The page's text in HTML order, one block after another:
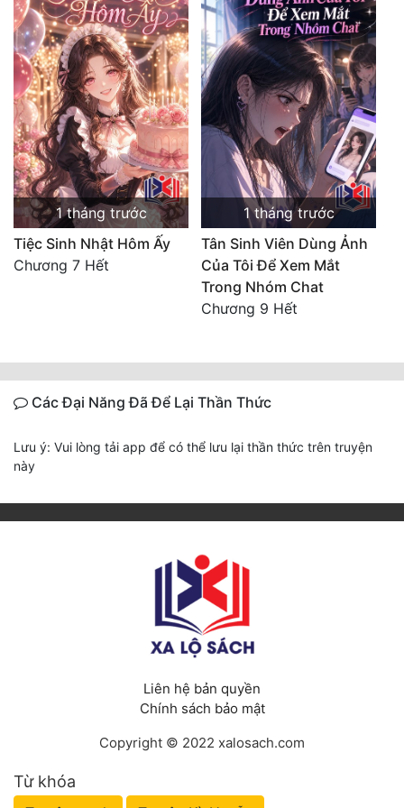
1 tháng trước
Tiệc Sinh Nhật Hôm Ấy
Chương 7 Hết
1 tháng trước
Tân Sinh Viên Dùng Ảnh
Của Tôi Để Xem Mắt
Trong Nhóm Chat
Chương 9 Hết
Các Đại Năng Đã Để Lại Thần Thức
Lưu ý: Vui lòng tải app để có thể lưu lại thần thức trên truyện
này
Liên hệ bản quyền
Chính sách bảo mật
Copyright © 2022 xalosach.com
Từ khóa